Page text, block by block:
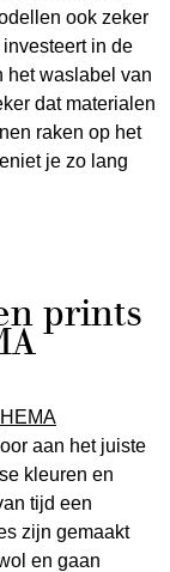
ook zeker
in de
het waslabel van
dat materialen
raken op het
je zo lang
prints
HEMA
aan het juiste
kleuren en
tijd een
zijn gemaakt
en gaan